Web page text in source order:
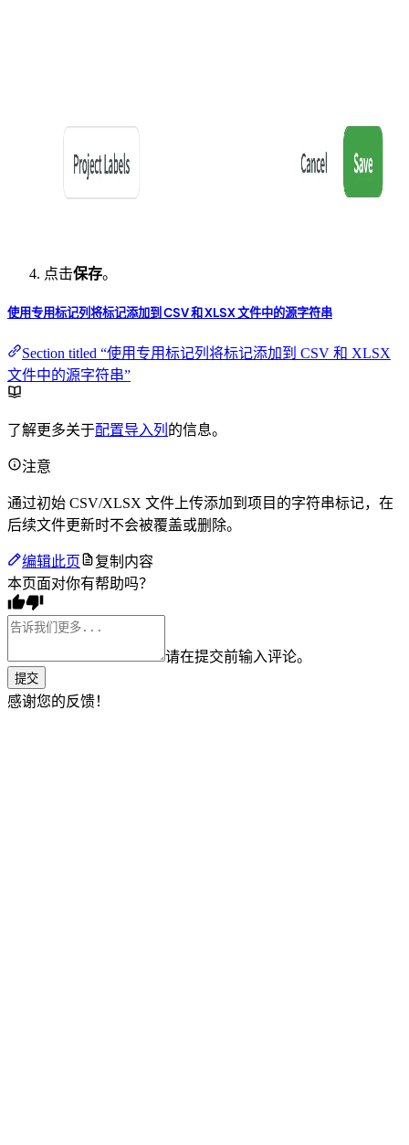
点击保存。
使用专用标记列将标记添加到 CSV 和 XLSX 文件中的源字符串
Section titled “使用专用标记列将标记添加到 CSV 和 XLSX
文件中的源字符串”
了解更多关于配置导入列 的信息。
注意
通过初始 CSV/XLSX 文件上传添加到项目的字符串标记，在
后续文件更新时不会被覆盖或删除。
编辑此页
复制内容
本页面对你有帮助吗？
请在提交前输入评论。
提交
感谢您的反馈！